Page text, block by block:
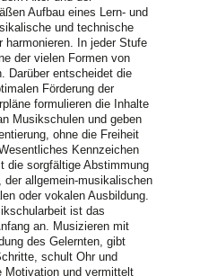
Aufbau eines Lern- und
und technische
harmonieren. In jeder Stufe
der vielen Formen von
Darüber entscheidet die
Förderung der
formulieren die Inhalte
Musikschulen und geben
ohne die Freiheit
Kennzeichen
die sorgfältige Abstimmung
allgemein-musikalischen
oder vokalen Ausbildung.
ist das
an. Musizieren mit
des Gelernten, gibt
schult Ohr und
Motivation und vermittelt